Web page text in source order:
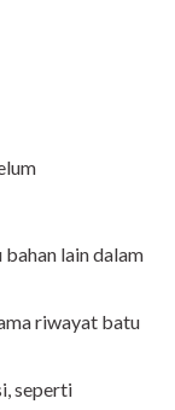
lain dalam
riwayat batu
seperti